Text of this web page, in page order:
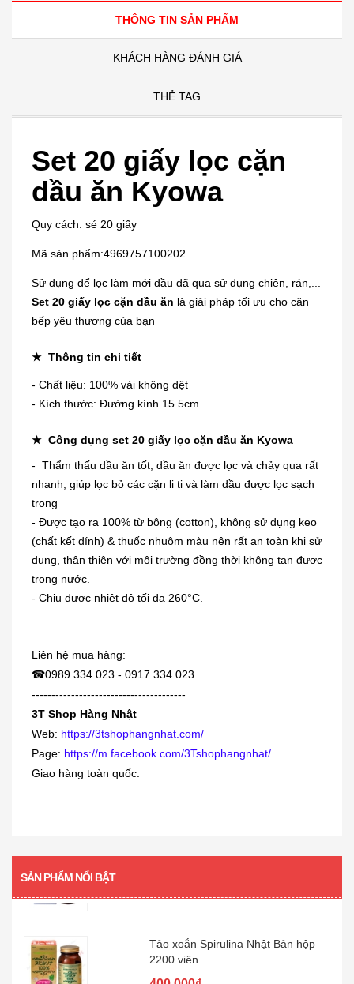
THÔNG TIN SẢN PHẨM
KHÁCH HÀNG ĐÁNH GIÁ
THẺ TAG
Set 20 giấy lọc cặn
dầu ăn Kyowa
Quy cách: sé 20 giấy
Mã sản phẩm:4969757100202
Sử dụng để lọc làm mới dầu đã qua sử dụng chiên, rán,...
Set 20 giấy lọc cặn dầu ăn là giải pháp tối ưu cho căn
bếp yêu thương của bạn
★ Thông tin chi tiết
- Chất liệu: 100% vải không dệt
- Kích thước: Đường kính 15.5cm
★ Công dụng set 20 giấy lọc cặn dầu ăn Kyowa
- Thẩm thấu dầu ăn tốt, dầu ăn được lọc và chảy qua rất
nhanh, giúp lọc bỏ các cặn li ti và làm dầu được lọc sạch
trong
- Được tạo ra 100% từ bông (cotton), không sử dụng keo
(chất kết dính) & thuốc nhuộm màu nên rất an toàn khi sử
dụng, thân thiện với môi trường đồng thời không tan được
trong nước.
- Chịu được nhiệt độ tối đa 260°C.
Liên hệ mua hàng:
☎0989.334.023 - 0917.334.023
---------------------------------------
3T Shop Hàng Nhật
Web: https://3tshophangnhat.com/
Page: https://m.facebook.com/3Tshophangnhat/
Giao hàng toàn quốc.
SẢN PHẨM NỔI BẬT
chai...
[KIDs] Quần nỉ lót lông cừu Uniqlo
Siro viêm - sổ mũi Muhi 120ml
Tảo xoắn Spirulina Nhật Bản hộp
400.000₫